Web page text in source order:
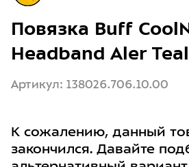
Повязка Buff
Headband Aler Teal
Артикул: 138026.706.10.00
К сожалению, данный
закончился. Давайте